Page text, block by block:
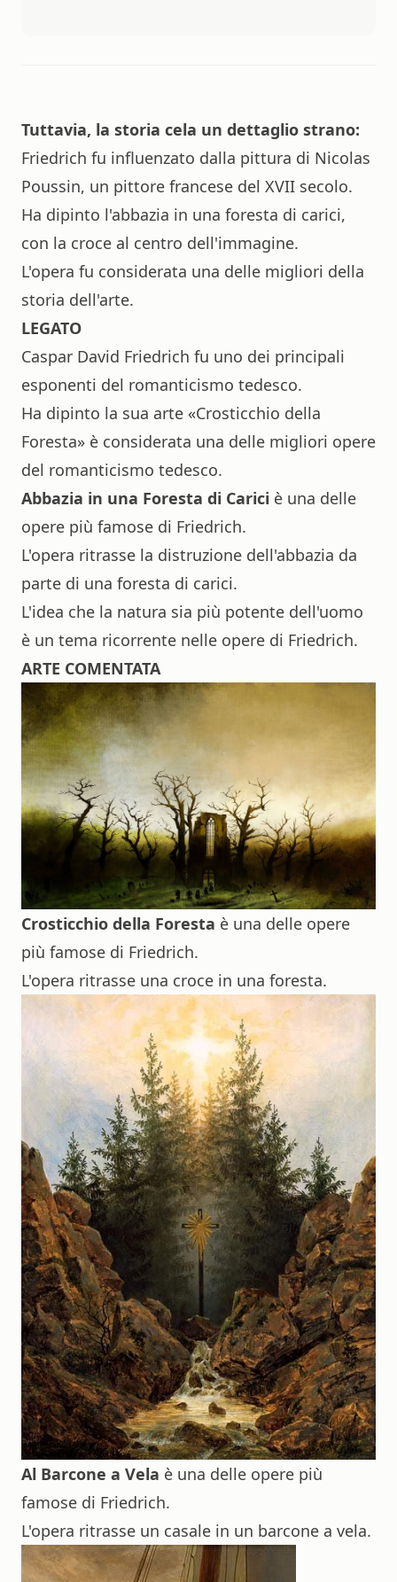
Tuttavia, la storia cela un dettaglio strano:
Friedrich fu influenzato dalla pittura di Nicolas
Poussin, un pittore francese del XVII secolo.
Ha dipinto l'abbazia in una foresta di carici,
con la croce al centro dell'immagine.
L'opera fu considerata una delle migliori della
storia dell'arte.
LEGATO
Caspar David Friedrich fu uno dei principali
esponenti del romanticismo tedesco.
Ha dipinto la sua arte «Crosticchio della
Foresta» è considerata una delle migliori opere
del romanticismo tedesco.
Abbazia in una Foresta di Carici è una delle
opere più famose di Friedrich.
L'opera ritrasse la distruzione dell'abbazia da
parte di una foresta di carici.
L'idea che la natura sia più potente dell'uomo
è un tema ricorrente nelle opere di Friedrich.
ARTE COMENTATA
Crosticchio della Foresta è una delle opere
più famose di Friedrich.
L'opera ritrasse una croce in una foresta.
Al Barcone a Vela è una delle opere più
famose di Friedrich.
L'opera ritrasse un casale in un barcone a vela.